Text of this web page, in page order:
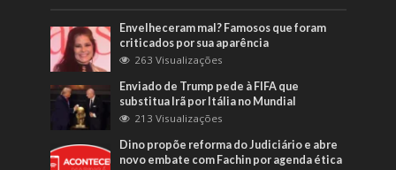
Envelheceram mal? Famosos que foram
criticados por sua aparência
263 Visualizações
Enviado de Trump pede à FIFA que
substitua Irã por Itália no Mundial
213 Visualizações
Dino propõe reforma do Judiciário e abre
novo embate com Fachin por agenda ética